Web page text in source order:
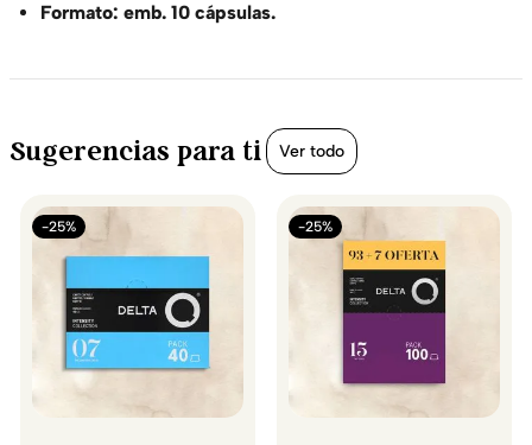
Formato: emb. 10 cápsulas.
Sugerencias para ti Ver todo
-25% -25%